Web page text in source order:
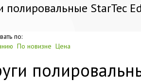
полировальные StarTec
по:
По новизне Цена